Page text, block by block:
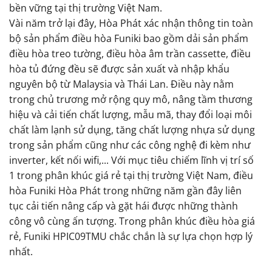
bền vững tại thị trường Việt Nam.
Vài năm trở lại đây, Hòa Phát xác nhận thông tin toàn
bộ sản phẩm điều hòa Funiki bao gồm dải sản phẩm
điều hòa treo tường, điều hòa âm trần cassette, điều
hòa tủ đứng đều sẽ được sản xuất và nhập khẩu
nguyên bộ từ Malaysia và Thái Lan. Điều này nằm
trong chủ trương mở rộng quy mô, nâng tầm thương
hiệu và cải tiến chất lượng, mẫu mã, thay đổi loại môi
chất làm lạnh sử dụng, tăng chất lượng nhựa sử dụng
trong sản phẩm cũng như các công nghệ đi kèm như
inverter, kết nối wifi,... Với mục tiêu chiếm lĩnh vị trí số
1 trong phân khúc giá rẻ tại thị trường Việt Nam, điều
hòa Funiki Hòa Phát trong những năm gần đây liên
tục cải tiến nâng cấp và gặt hái được những thành
công vô cùng ấn tượng. Trong phân khúc điều hòa giá
rẻ, Funiki HPIC09TMU chắc chắn là sự lựa chọn hợp lý
nhất.